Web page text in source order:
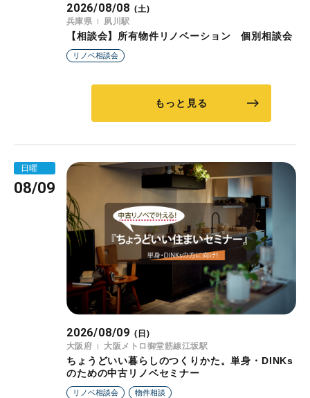
2026/08/08 (土)
兵庫県
夙川駅
【相談会】所有物件リノベーション 個別相談会
リノベ相談会
もっと見る
日曜
08/09
2026/08/09 (日)
大阪府
大阪メトロ御堂筋線江坂駅
ちょうどいい暮らしのつくりかた。単身・DINKs
のための中古リノベセミナー
リノベ相談会 物件相談